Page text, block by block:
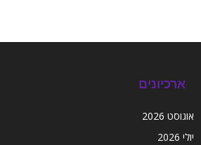
ארכיונים
אוגוסט 2026
יולי 2026